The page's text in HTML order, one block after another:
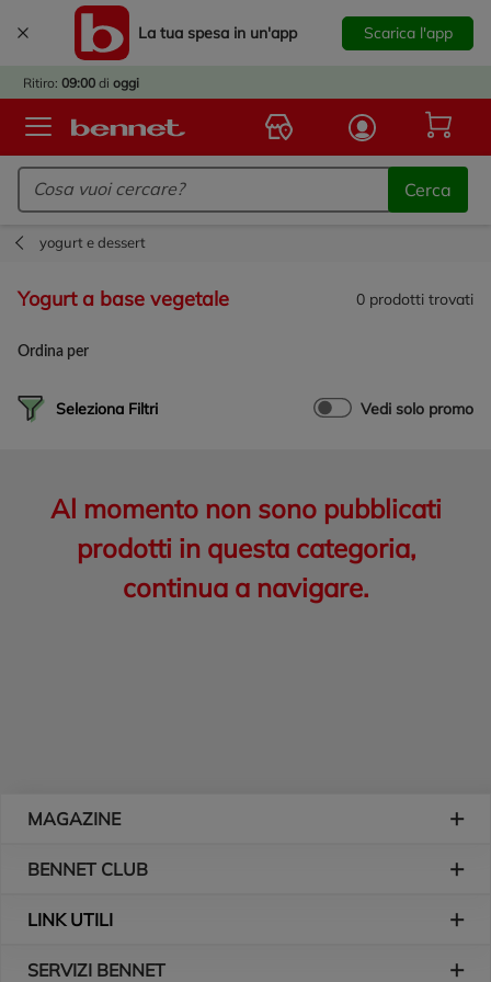
La tua spesa in un'app Scarica l'app
Ritiro: 09:00 di oggi
Logo Bennet - Torna alla homepage
Cerca
IL
yogurt e dessert
yogurt a base vegetale 0 prodotti trovati
Seleziona Filtri Vedi solo promo
Ordina per
Al momento non sono pubblicati
prodotti in questa categoria,
continua a navigare.
MAGAZINE
BENNET CLUB
LINK UTILI
SERVIZI BENNET